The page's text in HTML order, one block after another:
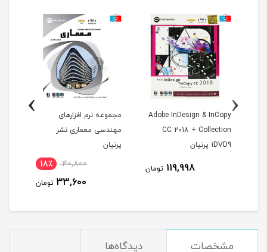
Adobe InDesign & InCopy
CC 2018 + Collection
1DVD9 پرنیان
119,998 تومان
مجموعه نرم افزارهای
مهندسی معماری نشر
پرنیان
40,800 18٪
33,600 تومان
‹
›
مشخصات دیدگاه‌ها